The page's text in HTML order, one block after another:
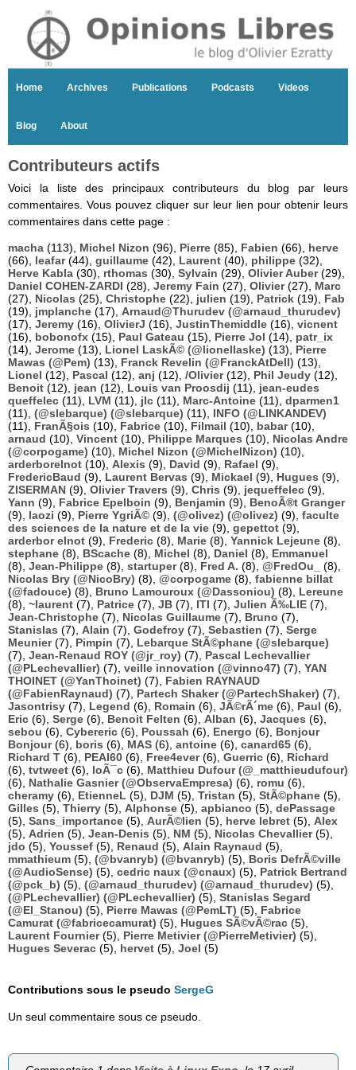
Home Archives Publications Podcasts Videos
Blog About
Contributeurs actifs
Voici la liste des principaux contributeurs du blog par leurs
commentaires. Vous pouvez cliquer sur leur lien pour obtenir leurs
commentaires dans cette page :
macha (113), Michel Nizon (96), Pierre (85), Fabien (66), herve
(66), leafar(44), guillaume (42), Laurent (40), philippe (32),
Herve Kabla (30), rthomas (30), Sylvain (29), Olivier Auber(29),
Daniel COHEN-ZARDI (28), Jeremy Fain (27), Olivier(27), Marc
(27), Nicolas (25), Christophe (22), julien (19), Patrick (19), Fab
(19), jmplanche (17), Arnaud@Thurudev (@arnaud_thurudev)
(17), Jeremy (16), OlivierJ (16), JustinThemiddle (16), vicnent
(16), bobonofx (15), Paul Gateau (15), Pierre Jol (14), patr_ix
(14), Jerome (13), Lionel LaskÃ© (@lionellaske) (13), Pierre
Mawas (@Pem) (13), Franck Revelin (@FranckAtDell) (13),
Lionel (12), Pascal (12), anj (12), /Olivier(12), Phil Jeudy (12),
Benoit (12), jean (12), Louis van Proosdij (11), jean-eudes
queffelec (11), LVM (11), jlc (11), Marc-Antoine (11), dparmen1
(11), (@slebarque) (@slebarque) (11), INFO (@LINKANDEV)
(11), FranÃ§ois (10), Fabrice (10), Filmail (10), babar(10),
arnaud (10), Vincent (10), Philippe Marques (10), Nicolas Andre
(@corpogame) (10), Michel Nizon (@MichelNizon) (10),
arderborelnot (10), Alexis (9), David (9), Rafael (9),
FredericBaud (9), Laurent Bervas (9), Mickael (9), Hugues (9),
ZISERMAN (9), Olivier Travers (9), Chris (9), jequeffelec (9),
Yann (9), Fabrice Epelboin (9), Benjamin (9), BenoÃ®t Granger
(9), laozi (9), Pierre YgriÃ© (9), (@olivez) (@olivez) (9), faculte
des sciences de la nature et de la vie (9), gepettot (9),
arderbor elnot (9), Frederic (8), Marie (8), Yannick Lejeune (8),
stephane (8), BScache (8), Michel (8), Daniel (8), Emmanuel
(8), Jean-Philippe (8), startuper(8), Fred A. (8), @FredOu_
(8),
Nicolas Bry (@NicoBry) (8), @corpogame (8), fabienne billat
(@fadouce) (8), Bruno Lamouroux (@Dassoniou) (8), Lereune
(8), ~laurent (7), Patrice (7), JB (7), ITI (7), Julien Ã‰LIE (7),
Jean-Christophe (7), Nicolas Guillaume (7), Bruno (7),
Stanislas (7), Alain (7), Godefroy (7), Sebastien (7), Serge
Meunier(7), Pimpin (7), Lebarque StÃ©phane (@slebarque)
(7), Jean-Renaud ROY (@jr_roy) (7), Pascal Lechevallier
(@PLechevallier) (7), veille innovation (@vinno47) (7), YAN
THOINET (@YanThoinet) (7), Fabien RAYNAUD
(@FabienRaynaud) (7), Partech Shaker (@PartechShaker) (7),
Jasontrisy (7), Legend (6), Romain (6), JÃ©rÃ´me (6), Paul (6),
Eric (6), Serge (6), Benoit Felten (6), Alban (6), Jacques (6),
sebou (6), Cybereric (6), Poussah (6), Energo (6), Bonjour
Bonjour(6), boris (6), MAS (6), antoine (6), canard65 (6),
Richard T (6), PEAI60 (6), Free4ever(6), Guerric (6), Richard
(6), tvtweet (6), loÃ¯c (6), Matthieu Dufour (@_matthieudufour)
(6), Nathalie Gasnier (@ObservaEmpresa) (6), romu (6),
cheramy (6), EtienneL (5), DJM (5), Tristan (5), StÃ©phane (5),
Gilles (5), Thierry (5), Alphonse (5), apbianco (5), dePassage
(5), Sans_importance (5), AurÃ©lien (5), herve lebret (5), Alex
(5), Adrien (5), Jean-Denis (5), NM (5), Nicolas Chevallier(5),
jdo (5), Youssef (5), Renaud (5), Alain Raynaud (5),
mmathieum (5), (@bvanryb) (@bvanryb) (5), Boris DefrÃ©ville
(@AudioSense) (5), cedric naux (@cnaux) (5), Patrick Bertrand
(@pck_b) (5), (@arnaud_thurudev) (@arnaud_thurudev) (5),
(@PLechevallier) (@PLechevallier) (5), Stanislas Segard
(@El_Stanou) (5), Pierre Mawas (@PemLT) (5), Fabrice
Camurat (@fabricecamurat) (5), Hugues SÃ©vÃ©rac (5),
Laurent Fournier(5), Pierre Metivier (@PierreMetivier) (5),
Hugues Severac (5), hervet (5), Joel (5)
Contributions sous le pseudo SergeG
Un seul commentaire sous ce pseudo.